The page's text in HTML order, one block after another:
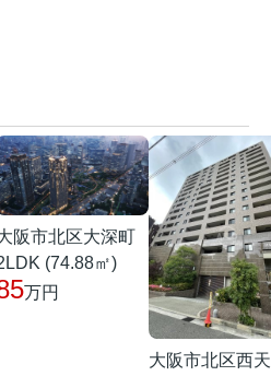
阪市北区大深町
(74.88㎡)
万円
大阪市北区西